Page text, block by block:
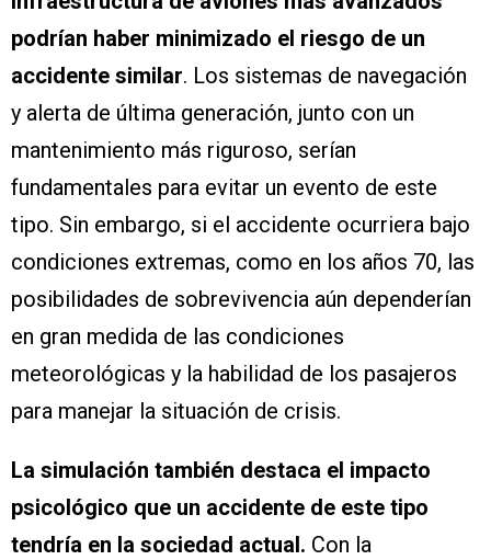
podrían haber minimizado el riesgo de un
accidente similar. Los sistemas de navegación
y alerta de última generación, junto con un
mantenimiento más riguroso, serían
fundamentales para evitar un evento de este
tipo. Sin embargo, si el accidente ocurriera bajo
condiciones extremas, como en los años 70, las
posibilidades de sobrevivencia aún dependerían
en gran medida de las condiciones
meteorológicas y la habilidad de los pasajeros
para manejar la situación de crisis.
La simulación también destaca el impacto
psicológico que un accidente de este tipo
tendría en la sociedad actual. Con la